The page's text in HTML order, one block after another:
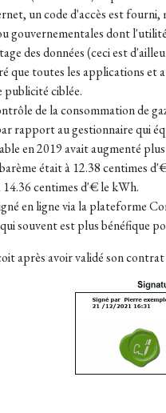
un code d'accès est
gouvernementales dont
des données (ceci est
que toutes les applications et
publicité ciblée.
de la consommation de
rapport au gestionnaire qui
en 2019 avait augmenté
était à 12.38 centimes
centimes d'€ le kWh.
en ligne via la plateforme
souvent est plus bénéfique
après avoir validé son